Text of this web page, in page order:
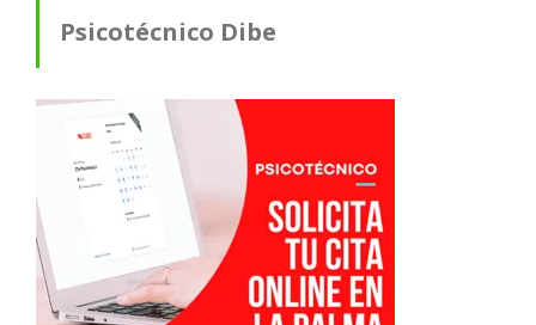
Psicotécnico Dibe